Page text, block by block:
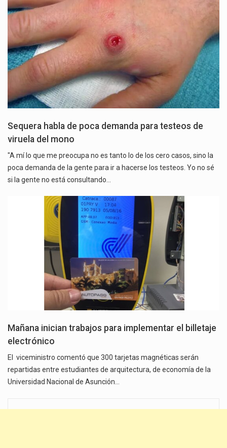
Sequera habla de poca demanda para testeos de
viruela del mono
"A mí lo que me preocupa no es tanto lo de los cero casos, sino la
poca demanda de la gente para ir a hacerse los testeos. Yo no sé
si la gente no está consultando…
Mañana inician trabajos para implementar el billetaje
electrónico
El viceministro comentó que 300 tarjetas magnéticas serán
repartidas entre estudiantes de arquitectura, de economía de la
Universidad Nacional de Asunción…